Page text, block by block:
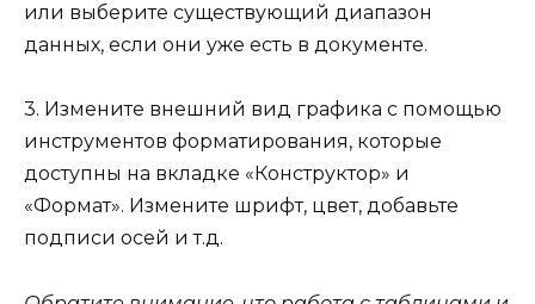
или выберите существующий диапазон
данных, если они уже есть в документе.
3. Измените внешний вид графика с помощью
инструментов форматирования, которые
доступны на вкладке «Конструктор» и
«Формат». Измените шрифт, цвет, добавьте
подписи осей и т.д.